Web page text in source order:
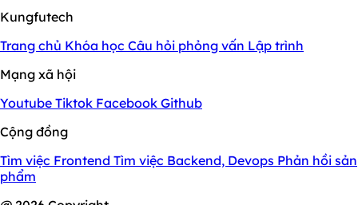
Kungfutech
Trang chủ Khóa học Câu hỏi phỏng vấn Lập trình
Mạng xã hội
Youtube Tiktok Facebook Github
Cộng đồng
Tìm việc Frontend Tìm việc Backend, Devops Phản hồi sản
phẩm